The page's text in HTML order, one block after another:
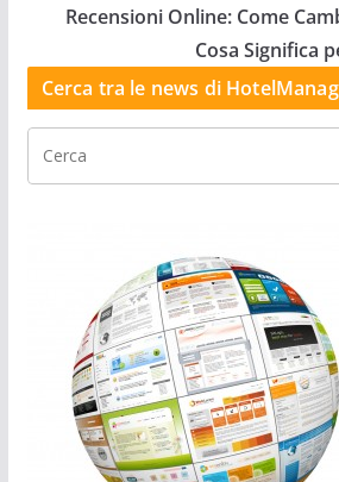
Recensioni Online: Come
Cosa Significa
Cerca tra le news di